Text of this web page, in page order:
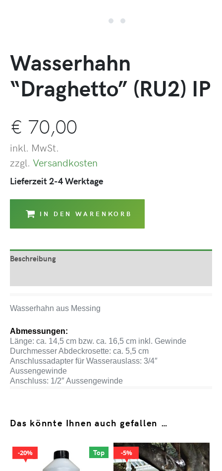
Wasserhahn
“Draghetto” (RU2) IP
€ 70,00
inkl. MwSt.
zzgl. Versandkosten
Lieferzeit 2-4 Werktage
IN DEN WARENKORB
Beschreibung
Wasserhahn aus Messing
Abmessungen:
Länge: ca. 14,5 cm bzw. ca. 16,5 cm inkl. Gewinde
Durchmesser Abdeckrosette: ca. 5,5 cm
Anschlussadapter für Wasserauslass: 3/4″
Aussengewinde
Anschluss: 1/2″ Aussengewinde
Das könnte Ihnen auch gefallen …
Top
20% 5%